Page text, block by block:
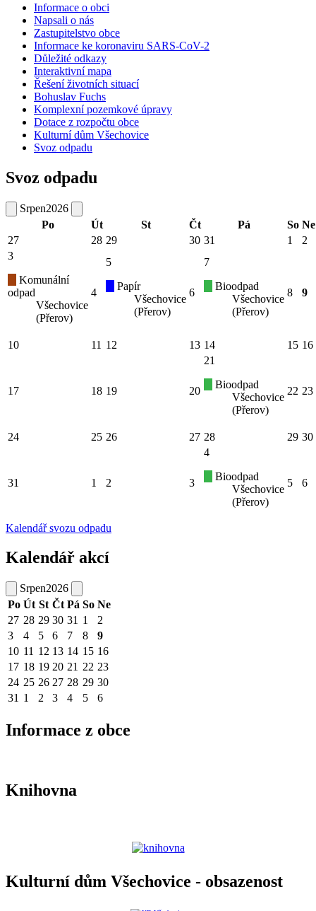
Informace o obci
Napsali o nás
Zastupitelstvo obce
Informace ke koronaviru SARS-CoV-2
Důležité odkazy
Interaktivní mapa
Řešení životních situací
Bohuslav Fuchs
Komplexní pozemkové úpravy
Dotace z rozpočtu obce
Kulturní dům Všechovice
Svoz odpadu
Svoz odpadu
Srpen2026
Po
Út St Čt Pá So Ne
27
28 29 30 31 1
2
3
Komunální
odpad
Všechovice
(Přerov)
4
5
Papír
Všechovice
(Přerov)
6
7
Bioodpad
Všechovice
(Přerov)
8 9
10 11 12 13 14 15 16
17 18 19 20
21
Bioodpad
Všechovice
(Přerov)
22 23
24 25 26 27 28 29 30
31 1 2 3
4
Bioodpad
Všechovice
(Přerov)
5 6
Kalendář svozu odpadu
Kalendář akcí
Srpen2026
Po Út St Čt Pá So Ne
27 28 29 30 31 1
2
3
4 5 6 7 8
9
10 11 12 13 14 15 16
17 18 19 20 21 22 23
24 25 26 27 28 29 30
31 1 2 3 4 5 6
Informace z obce
Knihovna
Kulturní dům Všechovice - obsazenost